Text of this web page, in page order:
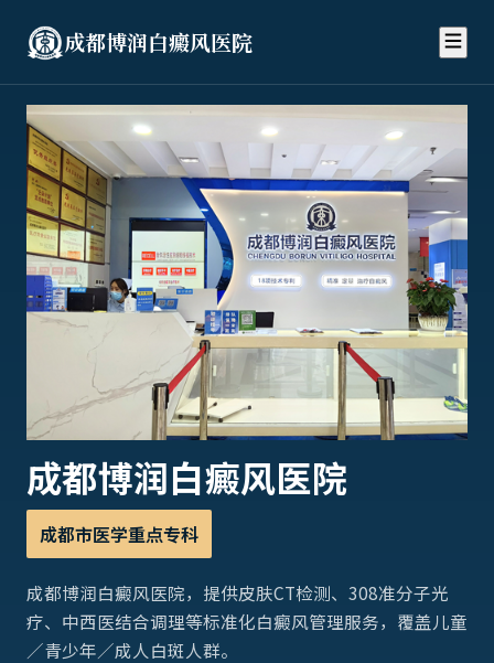
成都博润白癜风医院
成都博润白癜风医院
成都市医学重点专科
成都博润白癜风医院，提供皮肤CT检测、308准分子光
疗、中西医结合调理等标准化白癜风管理服务，覆盖儿童
／青少年／成人白斑人群。